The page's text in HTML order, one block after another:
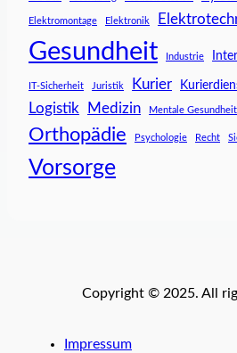
Elektromontage Elektronik
Gesundheit Industrie
IT-Sicherheit Juristik Kurier
Logistik Medizin Mentale Gesundheit
Orthopädie Psychologie Recht
Vorsorge
Copyright © 2025. All
Impressum